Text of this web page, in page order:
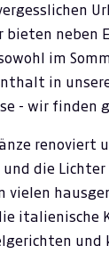
bieten neben
im
in
- wir finden
renoviert
die Lichter
vielen
italienische
und